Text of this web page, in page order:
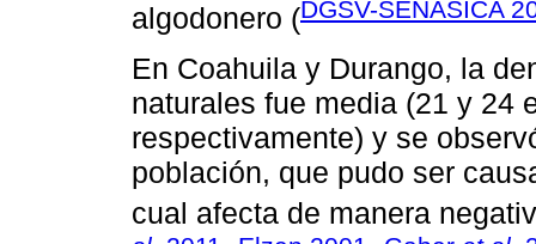
algodonero (DGSV-SENASICA
En Coahuila y Durango, la
naturales fue media (21 y 24
respectivamente) y se
población, que pudo ser
cual afecta de manera